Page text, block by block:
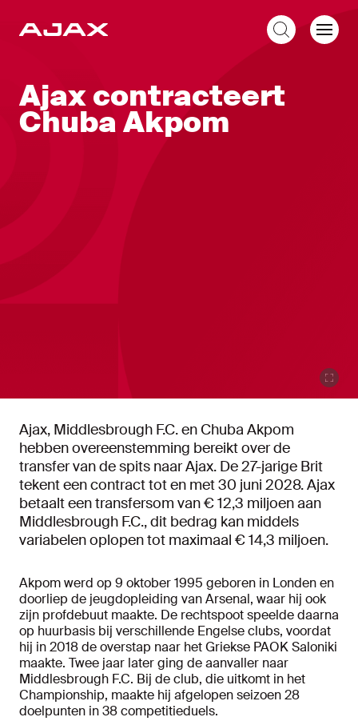
Ajax contracteert
Chuba Akpom
Ajax, Middlesbrough F.C. en Chuba Akpom
hebben overeenstemming bereikt over de
transfer van de spits naar Ajax. De 27-jarige Brit
tekent een contract tot en met 30 juni 2028. Ajax
betaalt een transfersom van € 12,3 miljoen aan
Middlesbrough F.C., dit bedrag kan middels
variabelen oplopen tot maximaal € 14,3 miljoen.
Akpom werd op 9 oktober 1995 geboren in Londen en
doorliep de jeugdopleiding van Arsenal, waar hij ook
zijn profdebuut maakte. De rechtspoot speelde daarna
op huurbasis bij verschillende Engelse clubs, voordat
hij in 2018 de overstap naar het Griekse PAOK Saloniki
maakte. Twee jaar later ging de aanvaller naar
Middlesbrough F.C. Bij de club, die uitkomt in het
Championship, maakte hij afgelopen seizoen 28
doelpunten in 38 competitieduels.